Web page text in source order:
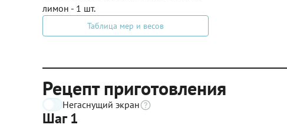
лимон - 1 шт.
Таблица мер и весов
Рецепт приготовления
Негаснущий экран
Шаг 1